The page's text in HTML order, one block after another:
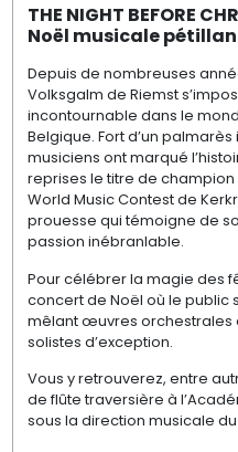
THE NIGHT BEFORE
Noël musicale
Depuis de nombreuses
Volksgalm de Riemst
incontournable dans le
Belgique. Fort d’un
musiciens ont marqué
reprises le titre de
World Music Contest de
prouesse qui témoigne de
passion inébranlable.
Pour célébrer la magie des
concert de Noël où le public
mêlant œuvres orchestrales
solistes d’exception.
Vous y retrouverez, entre
de flûte traversière à
sous la direction musicale